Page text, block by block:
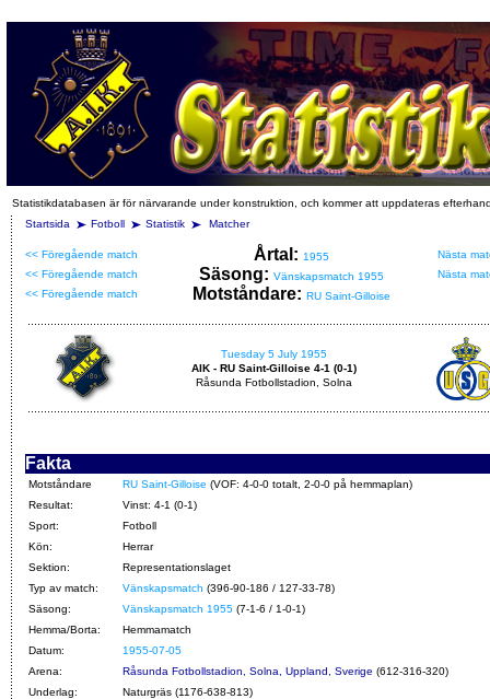
Statistikdatabasen är för närvarande under konstruktion, och kommer att uppdateras
Startsida
Fotboll Statistik Matcher
<< Föregående match Årtal: 1955
Nästa
<< Föregående match
Säsong: Vänskapsmatch 1955
Nästa
<< Föregående match
Motståndare: RU Saint-Gilloise
Tuesday 5 July 1955
AIK - RU Saint-Gilloise 4-1 (0-1)
Råsunda Fotbollstadion, Solna
Fakta
Motståndare RU Saint-Gilloise (VOF: 4-0-0 totalt, 2-0-0 på hemmaplan)
Resultat:
Vinst: 4-1 (0-1)
Sport:
Fotboll
Kön:
Herrar
Sektion:
Representationslaget
Typ av match:
Vänskapsmatch (396-90-186 / 127-33-78)
Säsong:
Vänskapsmatch 1955 (7-1-6 / 1-0-1)
Hemma/Borta:
Hemmamatch
Datum:
1955-07-05
Arena:
Råsunda Fotbollstadion, Solna, Uppland, Sverige (612-316-320)
Underlag:
Naturgräs (1176-638-813)